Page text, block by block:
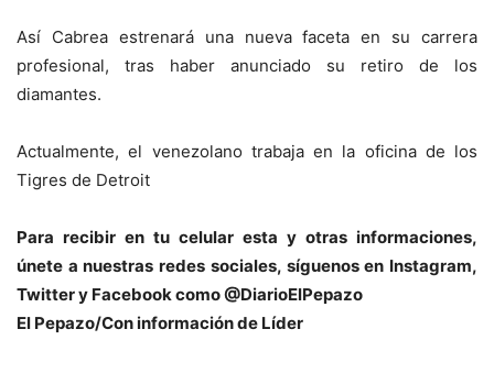
Así Cabrea estrenará una nueva faceta en su carrera
profesional, tras haber anunciado su retiro de los
diamantes.
Actualmente, el venezolano trabaja en la oficina de los
Tigres de Detroit
Para recibir en tu celular esta y otras informaciones,
únete a nuestras redes sociales, síguenos en Instagram,
Twitter y Facebook como @DiarioElPepazo
El Pepazo/Con información de Líder